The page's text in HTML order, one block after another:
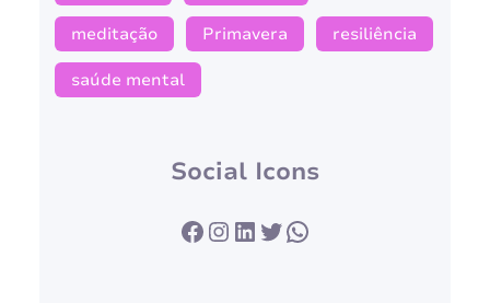
meditação Primavera resiliência
saúde mental
Social Icons
Facebook InstagramLinkedIn Twitter WhatsApp